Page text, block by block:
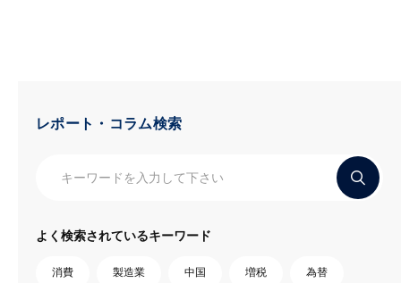
レポート・コラム検索
よく検索されているキーワード
消費 製造業 中国 増税 為替